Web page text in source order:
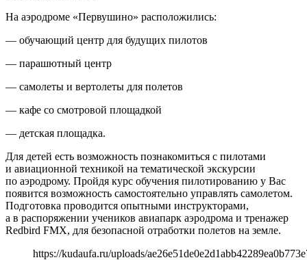
На аэродроме «Первушино» расположились:
— обучающий центр для будущих пилотов
— парашютный центр
— самолеты и вертолеты для полетов
— кафе со смотровой площадкой
— детская площадка.
Для детей есть возможность познакомиться с пилотами
и авиационной техникой на тематической экскурсии
по аэродрому. Пройдя курс обучения пилотированию у Вас
появится возможность самостоятельно управлять самолетом.
Подготовка проводится опытными инструкторами,
а в распоряжении учеников авиапарк аэродрома и тренажер
Redbird FMX, для безопасной отработки полетов на земле.
https://kudaufa.ru/uploads/